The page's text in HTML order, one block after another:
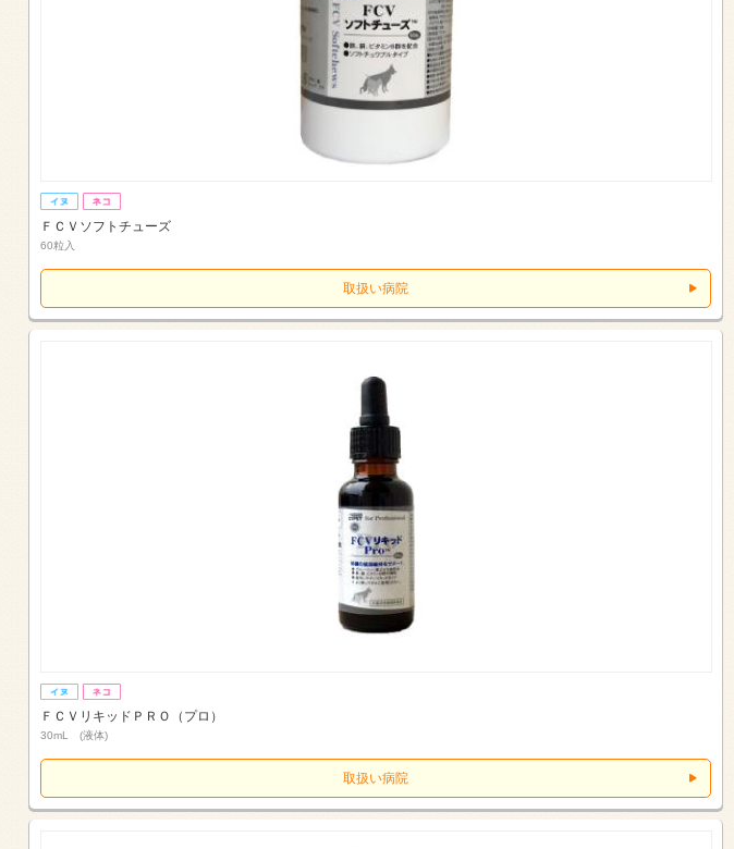
ＦＣＶソフトチューズ
60粒入
取扱い病院
ＦＣＶリキッドＰＲＯ（プロ）
30mL (液体)
取扱い病院